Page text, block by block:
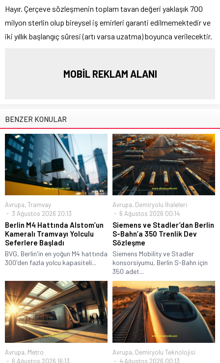
Hayır. Çerçeve sözleşmenin toplam tavan değeri yaklaşık 700
milyon sterlin olup bireysel iş emirleri garanti edilmemektedir ve
iki yıllık başlangıç süresi (artı varsa uzatma) boyunca verilecektir.
MOBİL REKLAM ALANI
BENZER KONULAR
Avrupa, Tramvay
3 Ağustos 2026 20:13
Berlin M4 Hattında Alstom’un
Kameralı Tramvayı Yolculu
Seferlere Başladı
BVG, Berlin'in en yoğun M4 hattında
300'den fazla yolcu kapasiteli...
Avrupa, Demiryolu İhaleleri
6 Ağustos 2026 00:14
Siemens ve Stadler’dan Berlin
S-Bahn’a 350 Trenlik Dev
Sözleşme
Siemens Mobility ve Stadler
konsorsiyumu, Berlin S-Bahn için
350 adet...
Avrupa, Metro
6 Ağustos 2026 16:13
Avrupa, Demiryolu Teknolojisi
4 Ağustos 2026 00:13